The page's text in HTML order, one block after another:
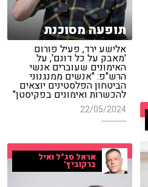
תופעה מסוכנת
אלישע ירד, פעיל פורום
'מאבק על כל דונם', על
האימונים שעוברים אנשי
הרש"פ: "אנשים ממנגנוני
הביטחון הפלסטינים יוצאים
להכשרות ואימונים בפקיסטן"
22/05/2024
אראל סג"ל ואיל
ברקוביץ'